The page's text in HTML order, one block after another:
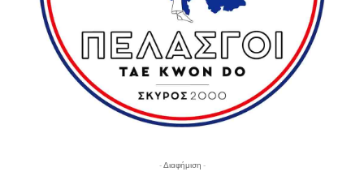
- Διαφήμιση -